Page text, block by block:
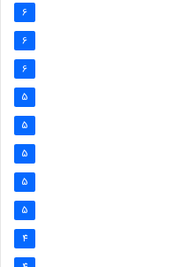
6
6
6
5
5
5
5
5
4